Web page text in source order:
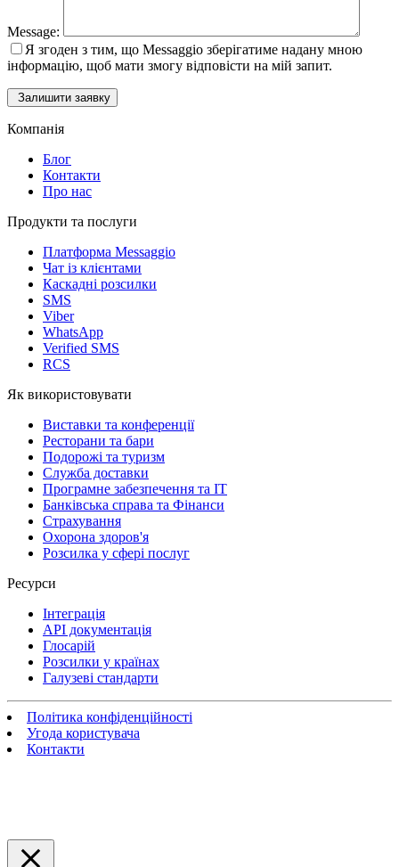
Message:
Я згоден з тим, що Messaggio зберігатиме надану мною
інформацію, щоб мати змогу відповісти на мій запит.
Залишити заявку
Компанія
Блог
Контакти
Про нас
Продукти та послуги
Платформа Messaggio
Чат із клієнтами
Каскадні розсилки
SMS
Viber
WhatsApp
Verified SMS
RCS
Як використовувати
Виставки та конференції
Ресторани та бари
Подорожі та туризм
Служба доставки
Програмне забезпечення та IT
Банківська справа та Фінанси
Страхування
Охорона здоров'я
Розсилка у сфері послуг
Ресурси
Інтеграція
API документація
Глосарій
Розсилки у країнах
Галузеві стандарти
Політика конфіденційності
Угода користувача
Контакти